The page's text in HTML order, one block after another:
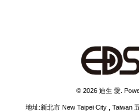
© 2026 迪生 愛.
地址:新北市 New Taipei City , Taiwan